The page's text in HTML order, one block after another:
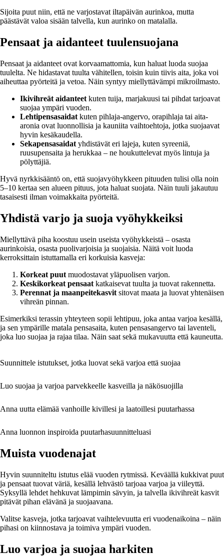
Sijoita puut niin, että ne varjostavat iltapäivän aurinkoa, mutta
päästävät valoa sisään talvella, kun aurinko on matalalla.
Pensaat ja aidanteet tuulensuojana
Pensaat ja aidanteet ovat korvaamattomia, kun haluat luoda suojaa
tuulelta. Ne hidastavat tuulta vähitellen, toisin kuin tiivis aita, joka voi
aiheuttaa pyörteitä ja vetoa. Näin syntyy miellyttävämpi mikroilmasto.
Ikivihreät aidanteet kuten tuija, marjakuusi tai pihdat tarjoavat
suojaa ympäri vuoden.
Lehtipensasaidat kuten pihlaja-angervo, orapihlaja tai aita-
aronia ovat luonnollisia ja kauniita vaihtoehtoja, jotka suojaavat
hyvin kesäkaudella.
Sekapensasaidat yhdistävät eri lajeja, kuten syreeniä,
ruusupensaita ja herukkaa – ne houkuttelevat myös lintuja ja
pölyttäjiä.
Hyvä nyrkkisääntö on, että suojavyöhykkeen pituuden tulisi olla noin
5–10 kertaa sen alueen pituus, jota haluat suojata. Näin tuuli jakautuu
tasaisesti ilman voimakkaita pyörteitä.
Yhdistä varjo ja suoja vyöhykkeiksi
Miellyttävä piha koostuu usein useista vyöhykkeistä – osasta
aurinkoisia, osasta puolivarjoisia ja suojaisia. Näitä voit luoda
kerroksittain istuttamalla eri korkuisia kasveja:
Korkeat puut muodostavat yläpuolisen varjon.
Keskikorkeat pensaat katkaisevat tuulta ja tuovat rakennetta.
Perennat ja maanpeitekasvit sitovat maata ja luovat yhtenäisen
vihreän pinnan.
Esimerkiksi terassin yhteyteen sopii lehtipuu, joka antaa varjoa kesällä,
ja sen ympärille matala pensasaita, kuten pensasangervo tai laventeli,
joka luo suojaa ja rajaa tilaa. Näin saat sekä mukavuutta että kauneutta.
Suunnittele istutukset, jotka luovat sekä varjoa että suojaa
Luo suojaa ja varjoa parvekkeelle kasveilla ja näkösuojilla
Anna uutta elämää vanhoille kivillesi ja laatoillesi puutarhassa
Anna luonnon inspiroida puutarhasuunnitteluasi
Muista vuodenajat
Hyvin suunniteltu istutus elää vuoden rytmissä. Keväällä kukkivat puut
ja pensaat tuovat väriä, kesällä lehvästö tarjoaa varjoa ja viileyttä.
Syksyllä lehdet hehkuvat lämpimin sävyin, ja talvella ikivihreät kasvit
pitävät pihan elävänä ja suojaavana.
Valitse kasveja, jotka tarjoavat vaihtelevuutta eri vuodenaikoina – näin
pihasi on kiinnostava ja toimiva ympäri vuoden.
Luo varjoa ja suojaa harkiten